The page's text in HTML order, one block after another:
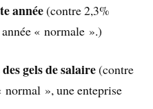
année(contre 2,3%
« normale ».)
gels de salaire(contre
normal », une enteprise